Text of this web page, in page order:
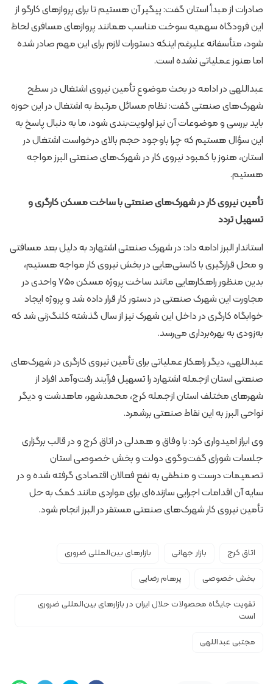
صادرات از مبدأ استان گفت: پیگیر آن هستیم تا برای پروازهای کارگو از
این فرودگاه سهمیه سوخت مناسب همانند پروازهای مسافری لحاظ
شود، متأسفانه علیرغم اینکه دستورات لازم برای این مهم صادر شده
اما هنوز عملیاتی نشده است.
عبداللهی در ادامه در بحث موضوع تأمین نیروی اشتغال در سطح
شهرک‌های صنعتی گفت: نظام مسائل مرتبط به اشتغال در این حوزه
باید بررسی و موضوعات آن نیز اولویت‌بندی شود، ما به دنبال پاسخ به
این سؤال هستیم که چرا باوجود حجم بالای درخواست اشتغال در
استان، هنوز با کمبود نیروی کار در شهرک‌های صنعتی البرز مواجه
هستیم.
تأمین نیروی کار در شهرک‌های صنعتی با ساخت مسکن کارگری و
تسهیل تردد
استاندار البرز ادامه داد: در شهرک صنعتی اشتهارد به دلیل بعد مسافتی
و محل قرارگیری با کاستی‌هایی در بخش نیروی کار مواجه هستیم،
بدین منظور راهکارهایی مانند ساخت پروژه مسکن ۷۵۰ واحدی در
مجاورت این شهرک صنعتی در دستور کار قرار داده شد و پروژه ایجاد
خوابگاه کارگری در داخل این شهرک نیز از سال گذشته کلنگ‌زنی شد که
به‌زودی به بهره‌برداری می‌رسد.
عبداللهی، دیگر راهکار عملیاتی برای تأمین نیروی کارگری در شهرک‌های
صنعتی استان ازجمله اشتهارد را تسهیل فرآیند رفت‌وآمد افراد از
شهرهای مختلف استان ازجمله کرج، محمدشهر، ماهدشت و دیگر
نواحی البرز به این نقاط صنعتی برشمرد.
وی ابراز امیدواری کرد: با وفاق و همدلی در اتاق کرج و در قالب برگزاری
جلسات شورای گفت‌وگوی دولت و بخش خصوصی استان
تصمیمات درست و منطقی به نفع فعالان اقتصادی گرفته شده و در
سایه آن اقدامات اجرایی سازنده‌ای برای مواردی مانند کمک به حل
تأمین نیروی کار شهرک‌های صنعتی مستقر در البرز انجام شود.
اتاق کرج بازار جهانی
بازارهای بین‌المللی ضروری
بخش خصوصی
پرهام رضایی
تقویت جایگاه محصولات حلال ایران در بازارهای بین‌المللی ضروری
است
مجتبی عبداللهی